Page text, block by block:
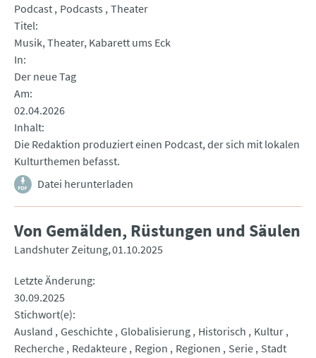
Podcast Podcasts Theater
Titel
Musik, Theater, Kabarett ums Eck
In
Der neue Tag
Am
02.04.2026
Inhalt
Die Redaktion produziert einen Podcast, der sich mit lokalen
Kulturthemen befasst.
Datei herunterladen
Von Gemälden, Rüstungen und Säulen
Landshuter Zeitung 01.10.2025
Letzte Änderung
30.09.2025
Stichwort(e)
Ausland Geschichte Globalisierung Historisch
Kultur
Recherche Redakteure Region Regionen Serie Stadt